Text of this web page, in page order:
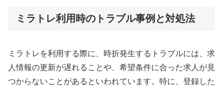
ミラトレ利用時のトラブル事例と対処法
ミラトレを利用する際に、時折発生するトラブルには、求
人情報の更新が遅れることや、希望条件に合った求人が見
つからないことがあるといわれています。特に、登録した